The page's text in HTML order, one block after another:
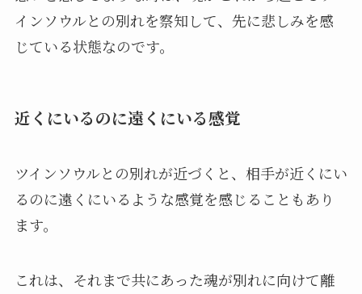
インソウルとの別れを察知して、先に悲しみを感
じている状態なのです。
近くにいるのに遠くにいる感覚
ツインソウルとの別れが近づくと、相手が近くにい
るのに遠くにいるような感覚を感じることもあり
ます。
これは、それまで共にあった魂が別れに向けて離